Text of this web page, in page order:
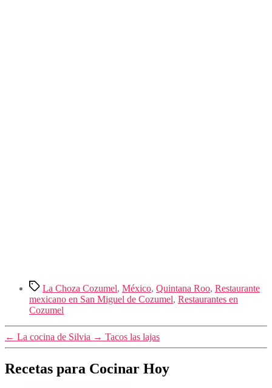
Etiquetas
La Choza Cozumel, México, Quintana Roo, Restaurante
mexicano en San Miguel de Cozumel, Restaurantes en
Cozumel
← La cocina de Silvia → Tacos las lajas
Recetas para Cocinar Hoy